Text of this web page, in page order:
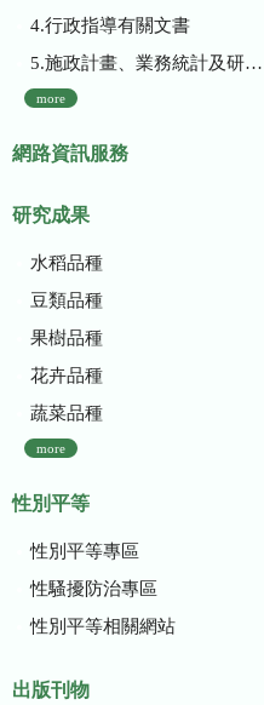
4.行政指導有關文書
5.施政計畫、業務統計及研究報告
more
網路資訊服務
研究成果
水稻品種
豆類品種
果樹品種
花卉品種
蔬菜品種
more
性別平等
性別平等專區
性騷擾防治專區
性別平等相關網站
出版刊物